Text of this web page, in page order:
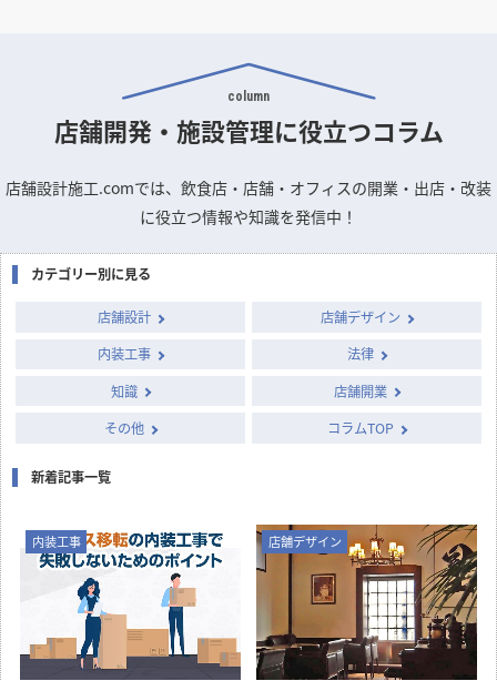
column
店舗開発・施設管理に役立つコラム
店舗設計施工.comでは、飲食店・店舗・オフィスの開業・出店・改装
に役立つ情報や知識を発信中！
カテゴリー別に見る
店舗設計
店舗デザイン
内装工事
法律
知識
店舗開業
その他
コラムTOP
新着記事一覧
内装工事 店舗デザイン